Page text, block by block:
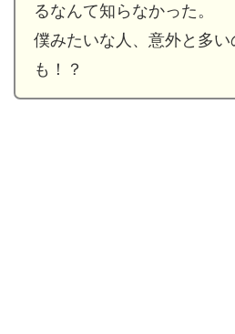
るなんて知らなかった。
僕みたいな人、意外と多い
も！？